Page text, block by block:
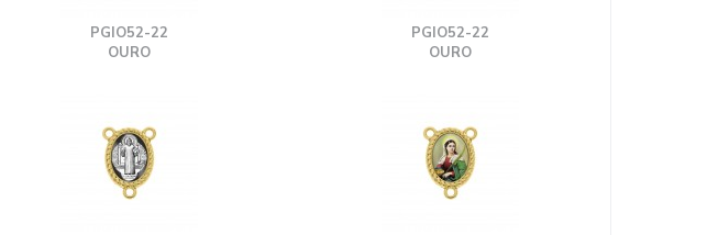
PGIO52-22
OURO
PGIO52-22
OURO